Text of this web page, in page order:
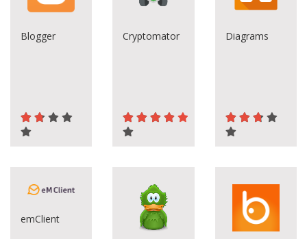
Blogger Cryptomator Diagrams
emClient